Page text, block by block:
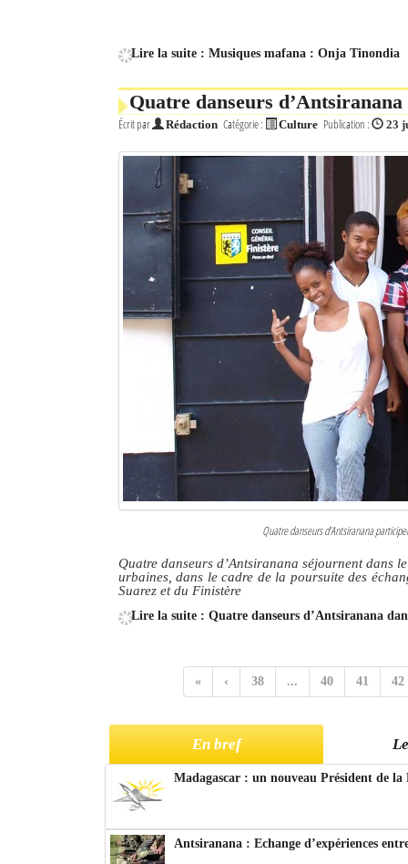
Lire la suite : Musiques mafana : Onja Tinondia
Quatre danseurs
Écrit par Rédaction Catégorie : Culture Publication : 23
Quatre danseurs d’Antsiranana
Quatre danseurs d’Antsiranana séjournent dans
urbaines, dans le cadre de la poursuite des
Suarez et du Finistère
Lire la suite : Quatre danseurs d’Antsiranana
« ‹ 38 ... 40 41 42
En bref
Madagascar : un nouveau Président de
Antsiranana : Echange d’expériences